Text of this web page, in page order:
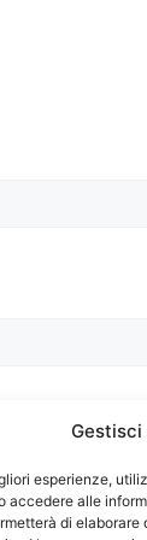
Gestisci
esperienze,
accedere alle
di